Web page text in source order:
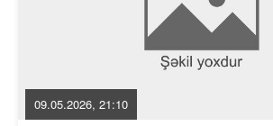
09.05.2026, 21:10